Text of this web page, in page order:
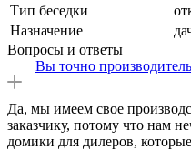
Тип беседки
Назначение
Вопросы и ответы
Вы точно
Да, мы имеем свое
заказчику, потому что нам
домики для дилеров,